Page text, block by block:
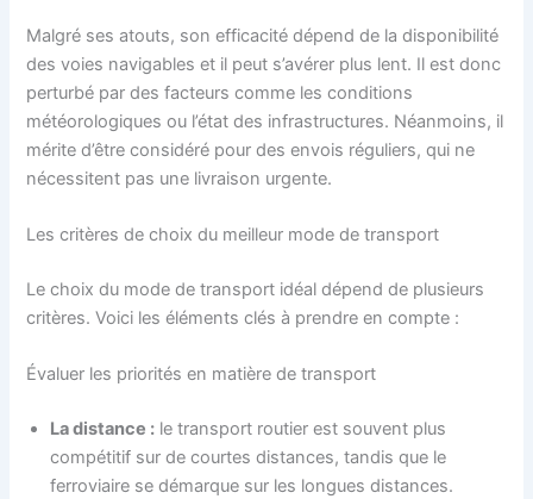
Malgré ses atouts, son efficacité dépend de la disponibilité
des voies navigables et il peut s’avérer plus lent. Il est donc
perturbé par des facteurs comme les conditions
météorologiques ou l’état des infrastructures. Néanmoins, il
mérite d’être considéré pour des envois réguliers, qui ne
nécessitent pas une livraison urgente.
Les critères de choix du meilleur mode de transport
Le choix du mode de transport idéal dépend de plusieurs
critères. Voici les éléments clés à prendre en compte :
Évaluer les priorités en matière de transport
La distance : le transport routier est souvent plus
compétitif sur de courtes distances, tandis que le
ferroviaire se démarque sur les longues distances.